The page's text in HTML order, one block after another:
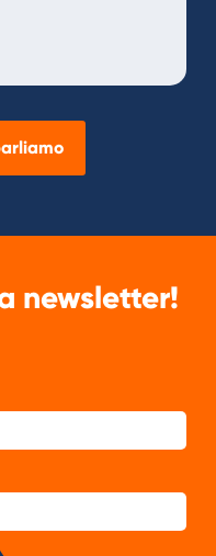
newsletter!